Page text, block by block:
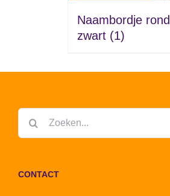
Naambordje rond
zwart (1)
Zoeken
naar:
CONTACT